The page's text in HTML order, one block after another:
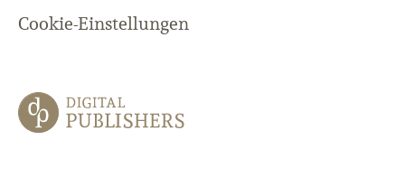
Cookie-Einstellungen